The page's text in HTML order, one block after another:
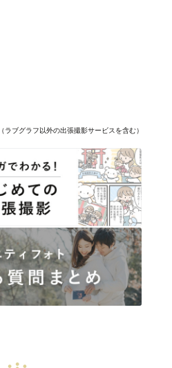
ブグラフ以外の出張撮影サービスを含む）